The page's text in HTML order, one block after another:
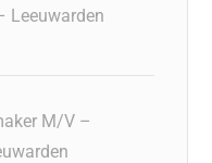
Leeuwarden
M/V –